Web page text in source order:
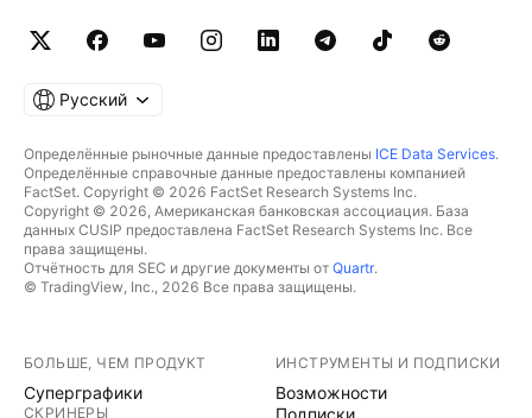
Русский
Определённые рыночные данные предоставлены ICE Data Services.
Определённые справочные данные предоставлены компанией
FactSet. Copyright © 2026 FactSet Research Systems Inc.
Copyright © 2026, Американская банковская ассоциация. База
данных CUSIP предоставлена FactSet Research Systems Inc. Все
права защищены.
Отчётность для SEC и другие документы от Quartr.
© TradingView, Inc., 2026 Все права защищены.
БОЛЬШЕ, ЧЕМ ПРОДУКТ
Суперграфики
СКРИНЕРЫ
ИНСТРУМЕНТЫ И ПОДПИСКИ
Возможности
Подписки